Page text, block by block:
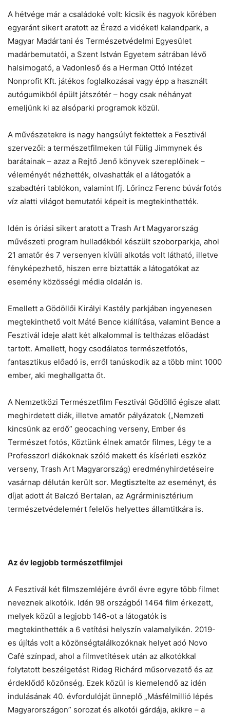
A hétvége már a családoké volt: kicsik és nagyok körében
egyaránt sikert aratott az Érezd a vidéket! kalandpark, a
Magyar Madártani és Természetvédelmi Egyesület
madárbemutatói, a Szent István Egyetem sátrában lévő
halsimogató, a Vadonleső és a Herman Ottó Intézet
Nonprofit Kft. játékos foglalkozásai vagy épp a használt
autógumikból épült játszótér – hogy csak néhányat
emeljünk ki az alsóparki programok közül.
A művészetekre is nagy hangsúlyt fektettek a Fesztivál
szervezői: a természetfilmeken túl Fülig Jimmynek és
barátainak – azaz a Rejtő Jenő könyvek szereplőinek –
véleményét nézhették, olvashatták el a látogatók a
szabadtéri tablókon, valamint Ifj. Lőrincz Ferenc búvárfotós
víz alatti világot bemutatói képeit is megtekinthették.
Idén is óriási sikert aratott a Trash Art Magyarország
művészeti program hulladékból készült szoborparkja, ahol
21 amatőr és 7 versenyen kívüli alkotás volt látható, illetve
fényképezhető, hiszen erre biztatták a látogatókat az
esemény közösségi média oldalán is.
Emellett a Gödöllői Királyi Kastély parkjában ingyenesen
megtekinthető volt Máté Bence kiállítása, valamint Bence a
Fesztivál ideje alatt két alkalommal is teltházas előadást
tartott. Amellett, hogy csodálatos természetfotós,
fantasztikus előadó is, erről tanúskodik az a több mint 1000
ember, aki meghallgatta őt.
A Nemzetközi Természetfilm Fesztivál Gödöllő égisze alatt
meghirdetett diák, illetve amatőr pályázatok („Nemzeti
kincsünk az erdő” geocaching verseny, Ember és
Természet fotós, Köztünk élnek amatőr filmes, Légy te a
Professzor! diákoknak szóló makett és kísérleti eszköz
verseny, Trash Art Magyarország) eredményhirdetéseire
vasárnap délután került sor. Megtisztelte az eseményt, és
díjat adott át Balczó Bertalan, az Agrárminisztérium
természetvédelemért felelős helyettes államtitkára is.
Az év legjobb természetfilmjei
A Fesztivál két filmszemléjére évről évre egyre több filmet
neveznek alkotóik. Idén 98 országból 1464 film érkezett,
melyek közül a legjobb 146-ot a látogatók is
megtekinthették a 6 vetítési helyszín valamelyikén. 2019-
es újítás volt a közönségtalálkozóknak helyet adó Novo
Café színpad, ahol a filmvetítések után az alkotókkal
folytatott beszélgetést Rideg Richárd műsorvezető és az
érdeklődő közönség. Ezek közül is kiemelendő az idén
indulásának 40. évfordulóját ünneplő „Másfélmillió lépés
Magyarországon” sorozat és alkotói gárdája, akikre – a